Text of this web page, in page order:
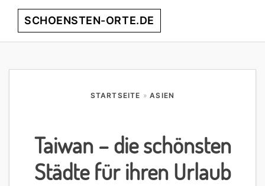
Skip
Skip
Skip
Skip
SCHOENSTEN-ORTE.DE
STARTSEITE »ASIEN
Taiwan – die schönsten
Städte für ihren Urlaub